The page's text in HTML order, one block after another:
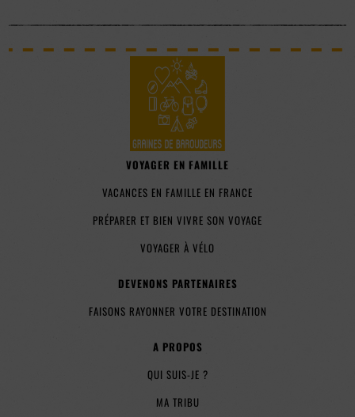
VOYAGER EN FAMILLE
VACANCES EN FAMILLE EN FRANCE
PRÉPARER ET BIEN VIVRE SON VOYAGE
VOYAGER À VÉLO
DEVENONS PARTENAIRES
FAISONS RAYONNER VOTRE DESTINATION
A PROPOS
QUI SUIS-JE ?
MA TRIBU